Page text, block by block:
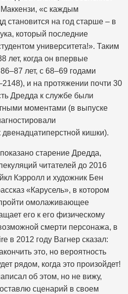
«с каждым
на год старше – в
который последние
университета!». Таким
лет, когда он впервые
лет, с 68–69 годами
и на протяжении почти 30
Дредда к службе были
моментами (в выпуске
кишки).
старение Дредда,
читателей до 2016
Кэрролл и художник Бен
«Карусель», в котором
омолаживающее
его к его физическому
смерти персонажа, в
в 2012 году Вагнер сказал:
это, но вероятность
рядом, когда это произойдет!
об этом, но не вижу,
сценарий в своем